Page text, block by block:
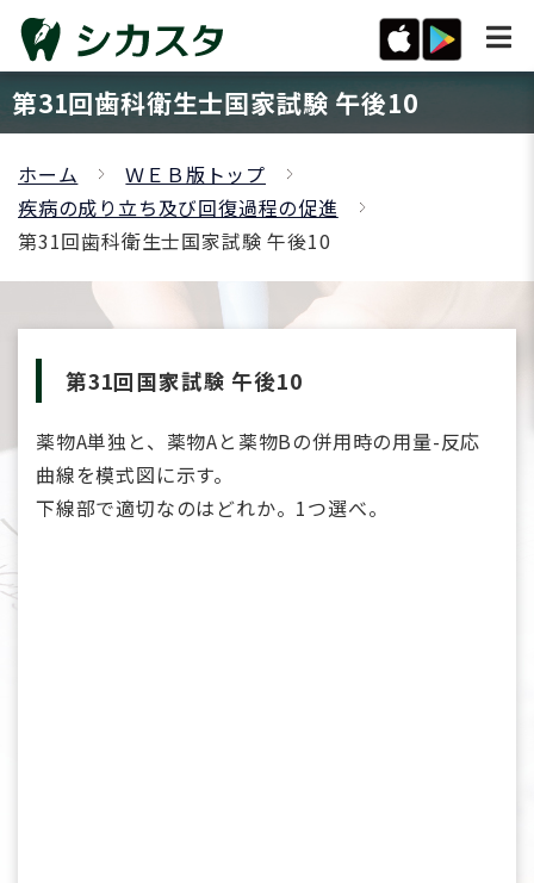
第31回歯科衛生士国家試験 午後10
ホーム
ＷＥＢ版トップ
疾病の成り立ち及び回復過程の促進
第31回歯科衛生士国家試験 午後10
第31回国家試験 午後10
薬物A単独と、薬物Aと薬物Bの併用時の用量-反応
曲線を模式図に示す。
下線部で適切なのはどれか。1つ選べ。